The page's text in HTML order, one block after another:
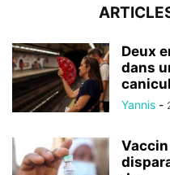
Deux
dans
Yannis -
Vaccin